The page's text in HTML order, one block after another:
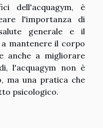
dell'acquagym, è
l'importanza di
generale e il
mantenere il corpo
anche a migliorare
l'acquagym non è
ma una pratica che
psicologico.